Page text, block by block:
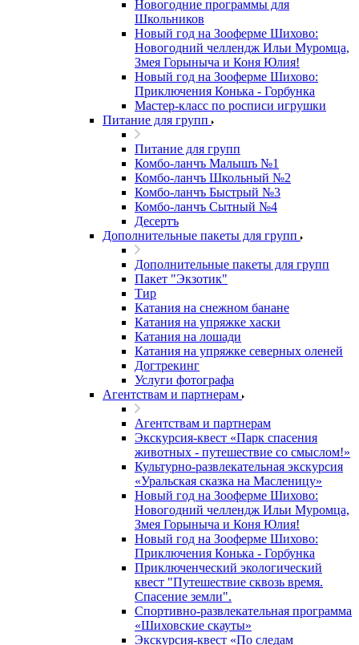
Новогодние программы для
Школьников
Новый год на Зооферме Шихово:
Новогодний челлендж Ильи Муромца,
Змея Горыныча и Коня Юлия!
Новый год на Зооферме Шихово:
Приключения Конька - Горбунка
Мастер-класс по росписи игрушки
Питание для групп
Питание для групп
Комбо-ланчъ Малышъ №1
Комбо-ланчъ Школьный №2
Комбо-ланчъ Быстрый №3
Комбо-ланчъ Сытный №4
Десертъ
Дополнительные пакеты для групп
Дополнительные пакеты для групп
Пакет "Экзотик"
Тир
Катания на снежном банане
Катания на упряжке хаски
Катания на лошади
Катания на упряжке северных оленей
Догтрекинг
Услуги фотографа
Агентствам и партнерам
Агентствам и партнерам
Экскурсия-квест «Парк спасения
животных - путешествие со смыслом!»
Культурно-развлекательная экскурсия
«Уральская сказка на Масленицу»
Новый год на Зооферме Шихово:
Новогодний челлендж Ильи Муромца,
Змея Горыныча и Коня Юлия!
Новый год на Зооферме Шихово:
Приключения Конька - Горбунка
Приключенческий экологический
квест "Путешествие сквозь время.
Спасение земли".
Спортивно-развлекательная программа
«Шиховские скауты»
Экскурсия-квест «По следам